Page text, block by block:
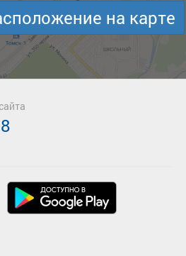
на карте